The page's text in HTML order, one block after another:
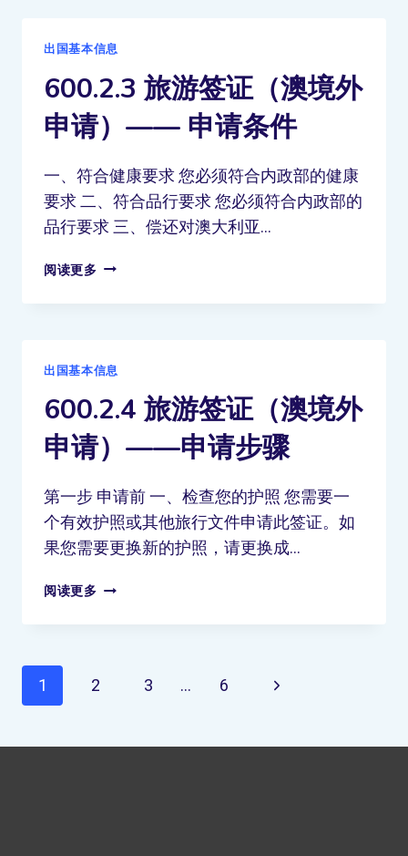
出国基本信息
600.2.3 旅游签证（澳境外
申请）—— 申请条件
一、符合健康要求 您必须符合内政部的健康
要求 二、符合品行要求 您必须符合内政部的
品行要求 三、偿还对澳大利亚…
阅读更多
出国基本信息
600.2.4 旅游签证（澳境外
申请）——申请步骤
第一步 申请前 一、检查您的护照 您需要一
个有效护照或其他旅行文件申请此签证。如
果您需要更换新的护照，请更换成…
阅读更多
1 2 3 … 6